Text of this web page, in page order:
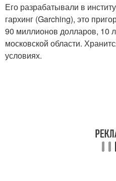
Его разрабатывали в
гархинг (Garching), это
90 миллионов долларов, 10
московской области.
условиях.